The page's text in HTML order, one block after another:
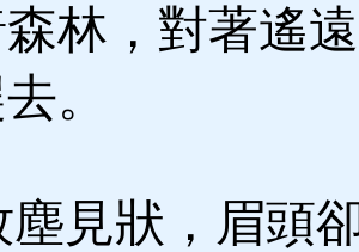
林，對著遙
。
見狀，眉頭